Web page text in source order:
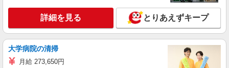
詳細を見る とりあえずキープ
大学病院の清掃
月給 273,650円